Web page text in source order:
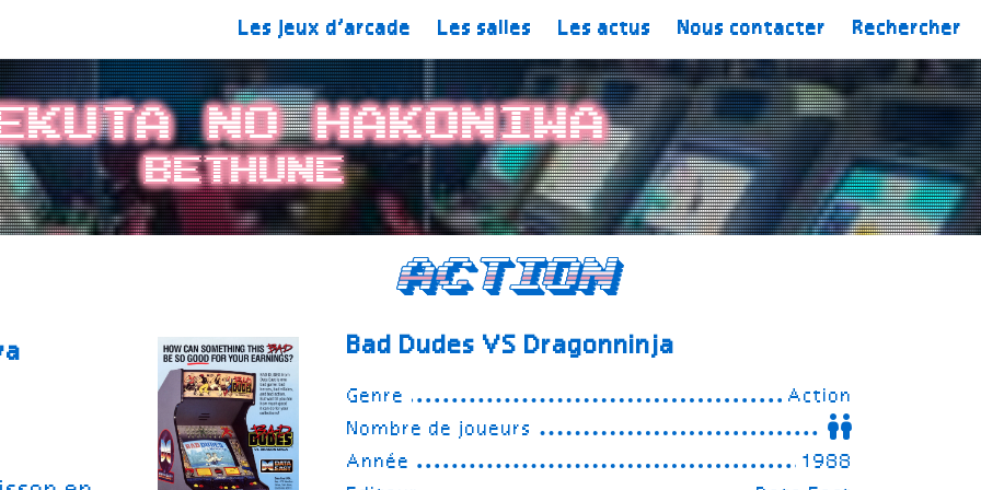
Les jeux d’arcade Les salles Les actus Nous contacter Rechercher
no Hakoniwa
Bethune
Action
Bad Dudes VS Dragonninja
Genre
Action
Nombre de joueurs
Année
1988